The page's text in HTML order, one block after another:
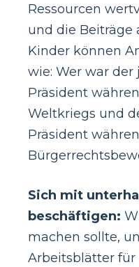
Ressourcen
und die Beiträge
Kinder können
wie: Wer war
Präsident
Weltkriegs und
Präsident
Sich mit
beschäftigen:
machen sollte,
Arbeitsblätter für